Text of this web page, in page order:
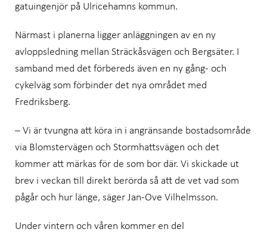
gatuingenjör på Ulricehamns kommun.
Närmast i planerna ligger anläggningen av en ny
avloppsledning mellan Sträckåsvägen och Bergsäter. I
samband med det förbereds även en ny gång- och
cykelväg som förbinder det nya området med
Fredriksberg.
– Vi är tvungna att köra in i angränsande bostadsområde
via Blomstervägen och Stormhattsvägen och det
kommer att märkas för de som bor där. Vi skickade ut
brev i veckan till direkt berörda så att de vet vad som
pågår och hur länge, säger Jan-Ove Vilhelmsson.
Under vintern och våren kommer en del